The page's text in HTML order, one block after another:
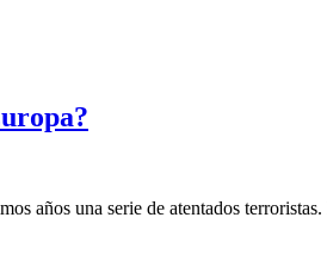
años una serie de atentados